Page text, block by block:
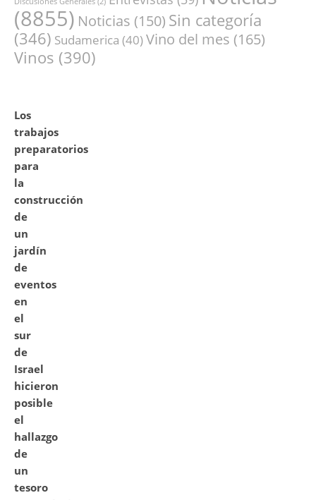
(8855) Noticias (150) Sin categoría
(346) Sudamerica (40)Vino del mes (165)
Vinos (390)
Los
trabajos
preparatorios
para
la
construcción
de
un
jardín
de
eventos
en
el
sur
de
Israel
hicieron
posible
el
hallazgo
de
un
tesoro